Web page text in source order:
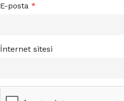
E-posta *
İnternet sitesi